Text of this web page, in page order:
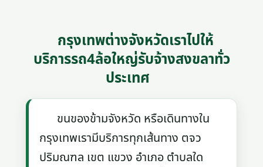
กรุงเทพต่างจังหวัดเราไปให้
บริการรถ4ล้อใหญ่รับจ้างสงขลาทั่ว
ประเทศ
ขนของข้ามจังหวัด หรือเดินทางใน
กรุงเทพเรามีบริการทุกเส้นทาง ตจว
ปริมณฑล เขต แขวง อำเภอ ตำบลใด